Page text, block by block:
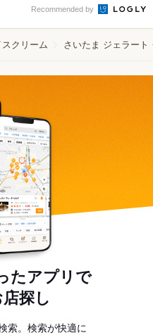
Recommended by
クリーム さいたま ジェラート
たアプリで
探し
索。検索が快適に